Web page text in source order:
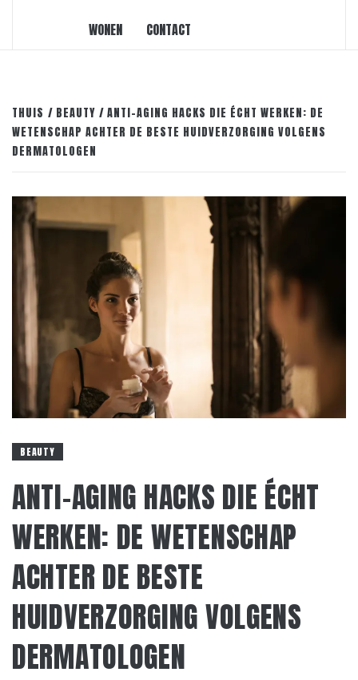
WONEN CONTACT
THUIS BEAUTY
ANTI-AGING HACKS DIE ÉCHT WERKEN: DE
WETENSCHAP ACHTER DE BESTE HUIDVERZORGING VOLGENS
DERMATOLOGEN
BEAUTY
ANTI-AGING HACKS DIE ÉCHT
WERKEN: DE WETENSCHAP
ACHTER DE BESTE
HUIDVERZORGING VOLGENS
DERMATOLOGEN